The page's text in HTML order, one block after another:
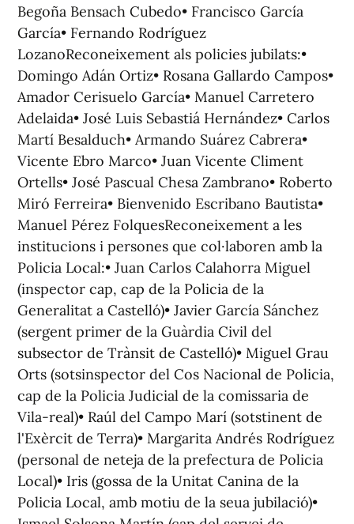
Begoña Bensach Cubedo• Francisco García
García• Fernando Rodríguez
LozanoReconeixement als policies jubilats:•
Domingo Adán Ortiz• Rosana Gallardo Campos•
Amador Cerisuelo García• Manuel Carretero
Adelaida• José Luis Sebastiá Hernández• Carlos
Martí Besalduch• Armando Suárez Cabrera•
Vicente Ebro Marco• Juan Vicente Climent
Ortells• José Pascual Chesa Zambrano• Roberto
Miró Ferreira• Bienvenido Escribano Bautista•
Manuel Pérez FolquesReconeixement a les
institucions i persones que col·laboren amb la
Policia Local:• Juan Carlos Calahorra Miguel
(inspector cap, cap de la Policia de la
Generalitat a Castelló)• Javier García Sánchez
(sergent primer de la Guàrdia Civil del
subsector de Trànsit de Castelló)• Miguel Grau
Orts (sotsinspector del Cos Nacional de Policia,
cap de la Policia Judicial de la comissaria de
Vila-real)• Raúl del Campo Marí (sotstinent de
l'Exèrcit de Terra)• Margarita Andrés Rodríguez
(personal de neteja de la prefectura de Policia
Local)• Iris (gossa de la Unitat Canina de la
Policia Local, amb motiu de la seua jubilació)•